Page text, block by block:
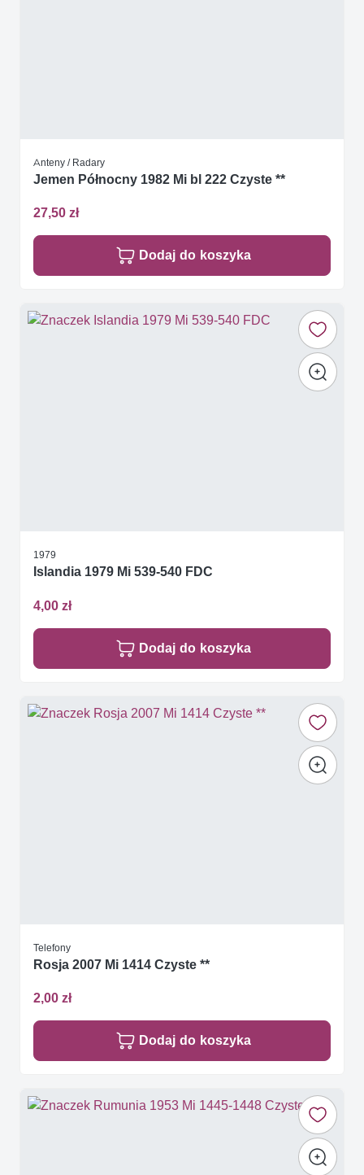
Anteny / Radary
Jemen Północny 1982 Mi bl 222 Czyste **
27,50 zł
Dodaj do koszyka
1979
Islandia 1979 Mi 539-540 FDC
4,00 zł
Dodaj do koszyka
Telefony
Rosja 2007 Mi 1414 Czyste **
2,00 zł
Dodaj do koszyka